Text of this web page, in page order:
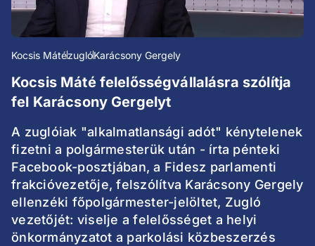
Kocsis MátézuglóKarácsony Gergely
Kocsis Máté felelősségvállalásra szólítja
fel Karácsony Gergelyt
A zuglóiak "alkalmatlansági adót" kénytelenek
fizetni a polgármesterük után - írta pénteki
Facebook-posztjában, a Fidesz parlamenti
frakcióvezetője, felszólítva Karácsony Gergely
ellenzéki főpolgármester-jelöltet, Zugló
vezetőjét: viselje a felelősséget a helyi
önkormányzatot a parkolási közbeszerzés